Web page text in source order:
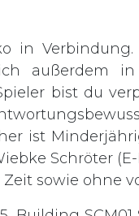
in
außerdem in
bist du
ist
Schröter (E-
sowie ohne